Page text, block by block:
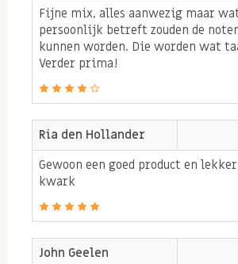
of kwark. Daarnaast kan je er ook
droog te roosteren waardoor de
en zaadjes nog meer naar voren
zadenmix kan ook goed gebruikt
zelfgemaakte granola, mueslirepen,
crackers of cake.
Allergie informatie
Kan sporen bevatten van GLUTEN,
MOSTERD, LUPINE, PINDA'S en SESAM.
Fijne mix, alles aanwezig maar
persoonlijk betreft zouden de
kunnen worden. Die worden wat
Verder prima!
Ria den Hollander
Gewoon een goed product en
kwark
John Geelen